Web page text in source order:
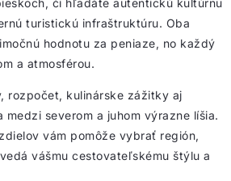
či hľadáte autentickú kultúrnu
turistickú infraštruktúru. Oba
hodnotu za peniaze, no každý
a atmosférou.
rozpočet, kulinárske zážitky aj
severom a juhom výrazne líšia.
vám pomôže vybrať región,
vášmu cestovateľskému štýlu a